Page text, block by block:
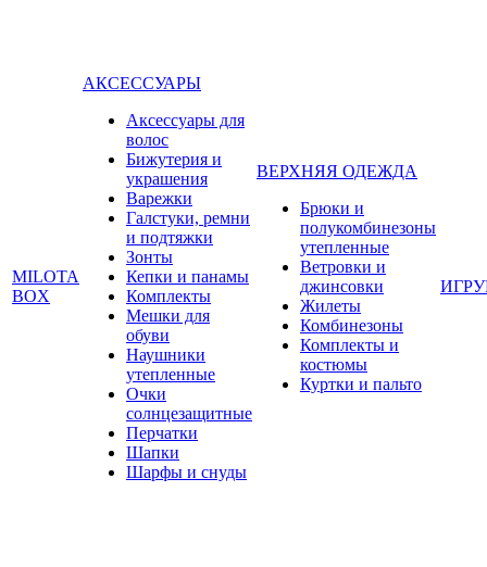
MILOTA
BOX
АКСЕССУАРЫ
Аксессуары для
волос
Бижутерия и
украшения
Варежки
Галстуки, ремни
и подтяжки
Зонты
Кепки и панамы
Комплекты
Мешки для
обуви
Наушники
утепленные
Очки
солнцезащитные
Перчатки
Шапки
Шарфы и снуды
ВЕРХНЯЯ ОДЕЖДА
Брюки и
полукомбинезоны
утепленные
Ветровки и
джинсовки
Жилеты
Комбинезоны
Комплекты и
костюмы
Куртки и пальто